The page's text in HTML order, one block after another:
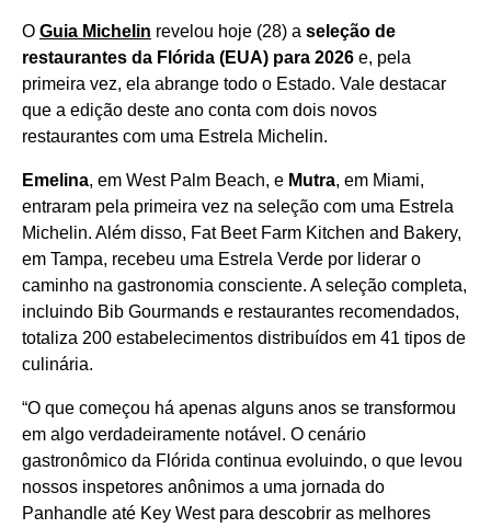
O Guia Michelin revelou hoje (28) a seleção de
restaurantes da Flórida (EUA) para 2026 e, pela
primeira vez, ela abrange todo o Estado. Vale destacar
que a edição deste ano conta com dois novos
restaurantes com uma Estrela Michelin.
Emelina, em West Palm Beach, e Mutra, em Miami,
entraram pela primeira vez na seleção com uma Estrela
Michelin. Além disso, Fat Beet Farm Kitchen and Bakery,
em Tampa, recebeu uma Estrela Verde por liderar o
caminho na gastronomia consciente. A seleção completa,
incluindo Bib Gourmands e restaurantes recomendados,
totaliza 200 estabelecimentos distribuídos em 41 tipos de
culinária.
“O que começou há apenas alguns anos se transformou
em algo verdadeiramente notável. O cenário
gastronômico da Flórida continua evoluindo, o que levou
nossos inspetores anônimos a uma jornada do
Panhandle até Key West para descobrir as melhores